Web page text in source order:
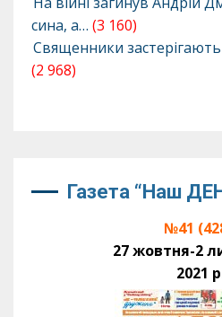
сина, а… (3 160)
Священники застерігають
(2 968)
Газета “Наш
№41
27 жовтня-2
2021